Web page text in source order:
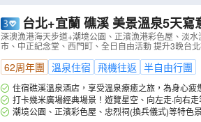
台北+宜蘭 礁溪 美景溫泉5天
園、正濱漁港彩色屋、淡水漁人碼
(網證)*】（ATWSA05N）
深澳漁港海天步道+潮境公園、正濱漁港彩色屋、淡
市、中正紀念堂、西門町、全日自由活動 提升3晚台
62周年團 溫泉住宿 飛機往返 半自由行團
住宿礁溪溫泉酒店，享受溫泉療癒之旅，為身心疲
打卡幾米廣場經典場景！遊覽星空、向左走·向右
潮境公園、正濱彩色屋、忠烈祠(換兵儀式)等特色